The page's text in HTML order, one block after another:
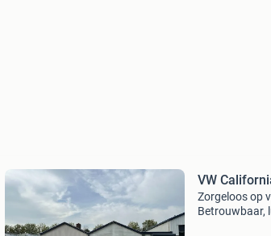
Zorgeloos op
Betrouwbaar,